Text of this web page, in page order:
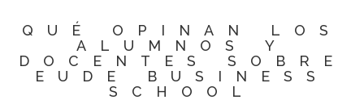
QUÉ OPINAN LOS
ALUMNOS Y
DOCENTES SOBRE
EUDE BUSINESS
SCHOOL